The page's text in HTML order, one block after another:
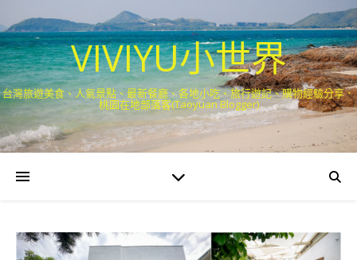
VIVIYU小世界
台灣旅遊美食、人氣景點、最新餐廳、各地小吃、旅行遊記、購物經驗分享．
桃園在地部落客(Taoyuan Blogger)